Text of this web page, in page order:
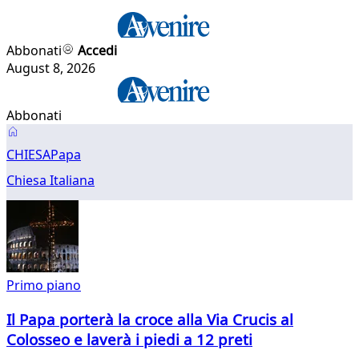
Abbonati
Accedi
August 8, 2026
Abbonati
Papa
CHIESAPapa
Chiesa Italiana
Primo piano
Il Papa porterà la croce alla Via Crucis al
Colosseo e laverà i piedi a 12 preti